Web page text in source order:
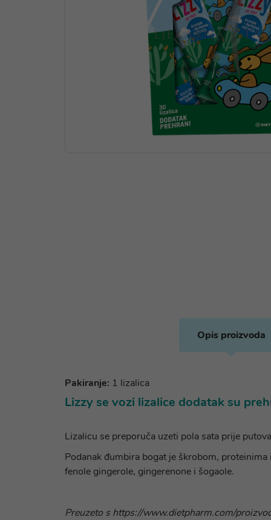
Opis proizvoda
Pakiranje: 1 lizalica
Lizzy se vozi lizalice dodatak su
Lizalicu se preporuča uzeti pola sata prije
Podanak đumbira bogat je škrobom,
fenole gingerole, gingerenone i šogaole.
Preuzeto s https://www.dietpharm.com/